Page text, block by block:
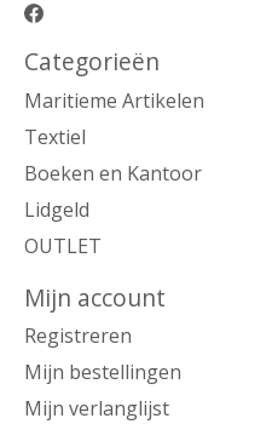
Categorieën
Maritieme Artikelen
Textiel
Boeken en Kantoor
Lidgeld
OUTLET
Mijn account
Registreren
Mijn bestellingen
Mijn verlanglijst